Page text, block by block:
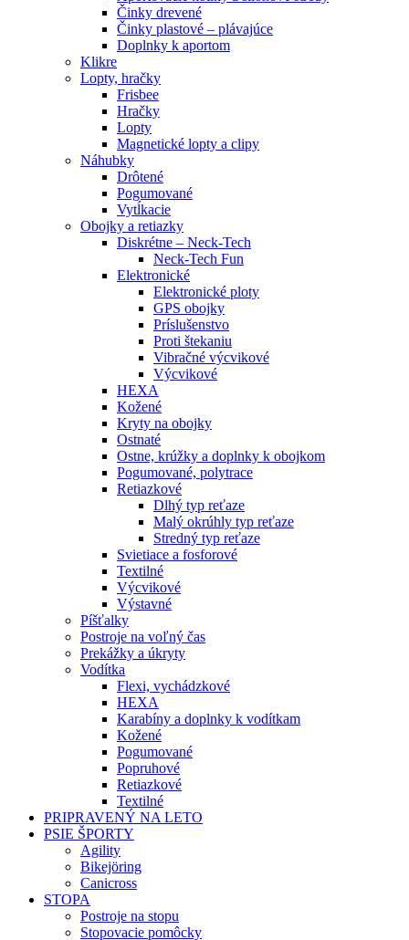
Činky drevené
Činky plastové – plávajúce
Doplnky k aportom
Klikre
Lopty, hračky
Frisbee
Hračky
Lopty
Magnetické lopty a clipy
Náhubky
Drôtené
Pogumované
Vytĺkacie
Obojky a retiazky
Diskrétne – Neck-Tech
Neck-Tech Fun
Elektronické
Elektronické ploty
GPS obojky
Príslušenstvo
Proti štekaniu
Vibračné výcvikové
Výcvikové
HEXA
Kožené
Kryty na obojky
Ostnaté
Ostne, krúžky a doplnky k obojkom
Pogumované, polytrace
Retiazkové
Dlhý typ reťaze
Malý okrúhly typ reťaze
Stredný typ reťaze
Svietiace a fosforové
Textilné
Výcvikové
Výstavné
Píšťalky
Postroje na voľný čas
Prekážky a úkryty
Vodítka
Flexi, vychádzkové
HEXA
Karabíny a doplnky k vodítkam
Kožené
Pogumované
Popruhové
Retiazkové
Textilné
PRIPRAVENÝ NA LETO
PSIE ŠPORTY
Agility
Bikejöring
Canicross
STOPA
Postroje na stopu
Stopovacie pomôcky